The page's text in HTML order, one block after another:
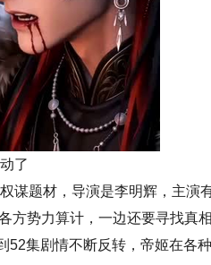
了
谋题材，导演是李明辉，主演
方势力算计，一边还要寻找真
集剧情不断反转，帝姬在各